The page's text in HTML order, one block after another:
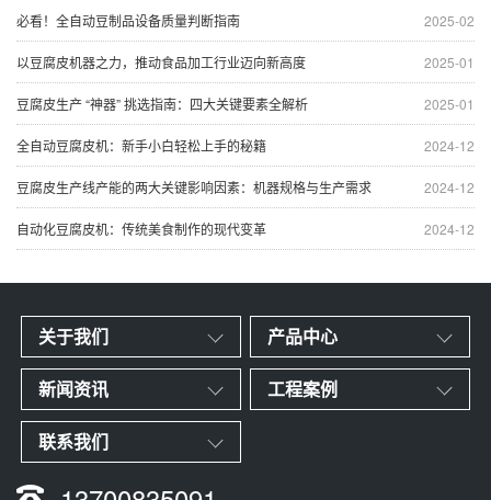
2025-02
必看！全自动豆制品设备质量判断指南
2025-01
以豆腐皮机器之力，推动食品加工行业迈向新高度
2025-01
豆腐皮生产 “神器” 挑选指南：四大关键要素全解析
2024-12
全自动豆腐皮机：新手小白轻松上手的秘籍
2024-12
豆腐皮生产线产能的两大关键影响因素：机器规格与生产需求
2024-12
自动化豆腐皮机：传统美食制作的现代变革
关于我们 产品中心
新闻资讯 工程案例
联系我们